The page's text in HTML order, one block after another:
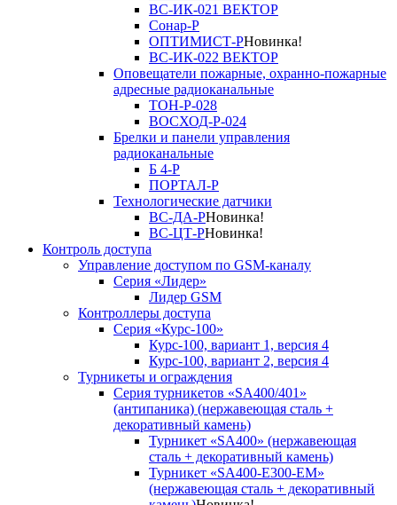
ВС-ИК-021 ВЕКТОР
Сонар-Р
ОПТИМИСТ-РНовинка!
ВС-ИК-022 ВЕКТОР
Оповещатели пожарные, охранно-пожарные
адресные радиоканальные
ТОН-Р-028
ВОСХОД-Р-024
Брелки и панели управления
радиоканальные
Б 4-Р
ПОРТАЛ-Р
Технологические датчики
ВС-ДА-РНовинка!
ВС-ЦТ-РНовинка!
Контроль доступа
Управление доступом по GSM-каналу
Серия «Лидер»
Лидер GSM
Контроллеры доступа
Серия «Курс-100»
Курс-100, вариант 1, версия 4
Курс-100, вариант 2, версия 4
Турникеты и ограждения
Серия турникетов «SA400/401»
(антипаника) (нержавеющая сталь +
декоративный камень)
Турникет «SA400» (нержавеющая
сталь + декоративный камень)
Турникет «SA400-Е300-EM»
(нержавеющая сталь + декоративный